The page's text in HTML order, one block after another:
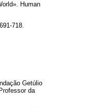
Human
718.
Getúlio
da